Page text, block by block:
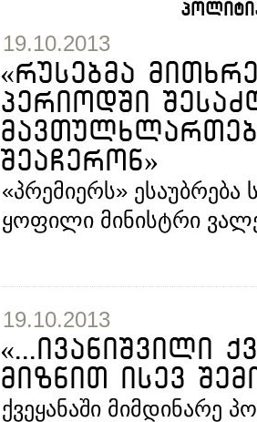
19.10.2013
«რუსებმა
პერიოდში
შეაჩერონ»
«პრემიერს»
ყოფილი მინისტრი
19.10.2013
«...ივანიშვილი
მიზნით ისევ
ქვეყანაში მიმდინარე